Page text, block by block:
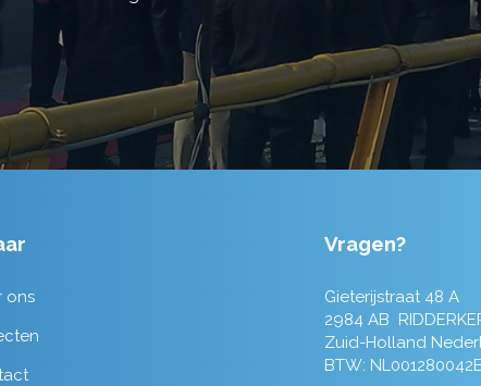
ons
Vragen?
Gieterijstraat 48 A
2984 AB
Zuid-Holland
BTW: